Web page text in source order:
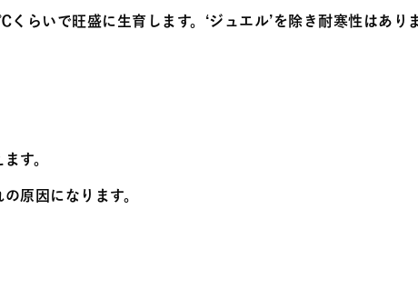
らいで旺盛に生育します。‘ジュエル’を除き耐寒性はあり
す。
原因になります。